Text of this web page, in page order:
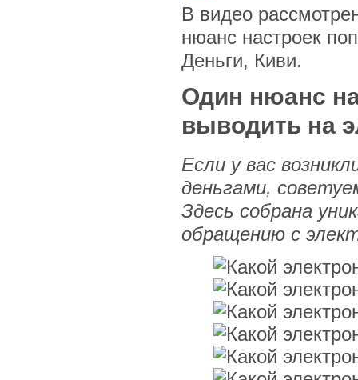
В видео
нюанс настроек
Деньги, Киви.
Один нюанс
выводить на
Если у вас
деньгами,
Здесь собрана
обращению с